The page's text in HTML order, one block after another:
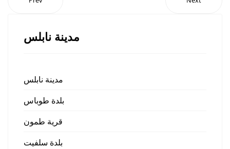
مدينة نابلس
مدينة نابلس
بلدة طوباس
قرية طمون
بلدة سلفيت